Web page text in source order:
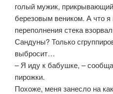
голый мужик,
березовым веником. А что я
переполнения стека
Сандуны? Только
выбросит…
– Я иду к бабушке, –
пирожки.
Похоже, меня занесло на